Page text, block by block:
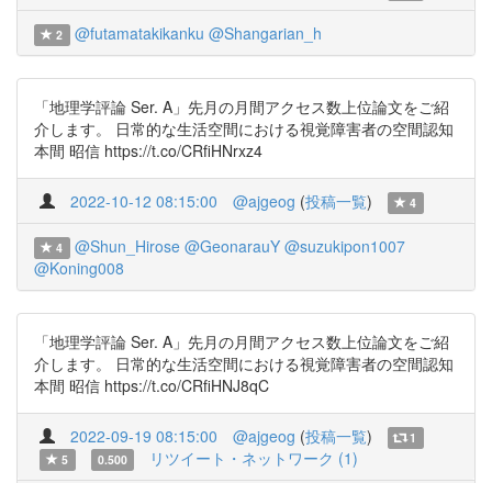
2 @futamatakikanku @Shangarian_h
「地理学評論 Ser. A」先月の月間アクセス数上位論文をご紹
介します。 日常的な生活空間における視覚障害者の空間認知
本間 昭信 https://t.co/CRfiHNrxz4
2022-10-12 08:15:00 @ajgeog (投稿一覧) 4
4 @Shun_Hirose @GeonarauY @suzukipon1007
@Koning008
「地理学評論 Ser. A」先月の月間アクセス数上位論文をご紹
介します。 日常的な生活空間における視覚障害者の空間認知
本間 昭信 https://t.co/CRfiHNJ8qC
2022-09-19 08:15:00 @ajgeog (投稿一覧)
1
5
0.500 リツイート・ネットワーク (1)